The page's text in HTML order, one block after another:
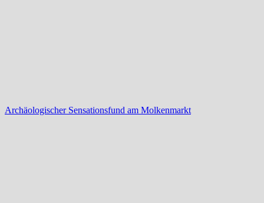
Archäologischer Sensationsfund am Molkenmarkt